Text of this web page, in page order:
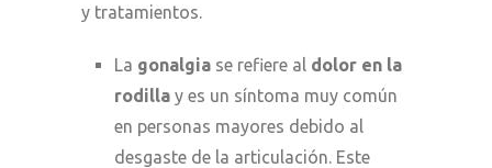
y tratamientos.
La gonalgia se refiere al dolor en la
rodilla y es un síntoma muy común
en personas mayores debido al
desgaste de la articulación. Este